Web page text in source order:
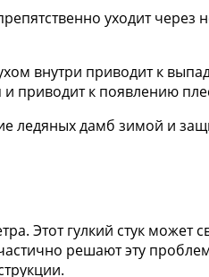
уходит
внутри приводит к
и приводит к появлению
ледяных дамб зимой и
Этот гулкий стук может
решают эту